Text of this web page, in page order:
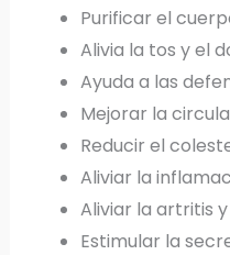
Purificar el
Alivia la tos y el
Ayuda a las
Mejorar la
Reducir el
Aliviar la
Aliviar la artritis
Estimular la